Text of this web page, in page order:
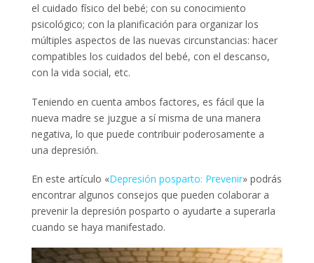
el cuidado físico del bebé; con su conocimiento
psicológico; con la planificación para organizar los
múltiples aspectos de las nuevas circunstancias: hacer
compatibles los cuidados del bebé, con el descanso,
con la vida social, etc.
Teniendo en cuenta ambos factores, es fácil que la
nueva madre se juzgue a sí misma de una manera
negativa, lo que puede contribuir poderosamente a
una depresión.
En este artículo «Depresión posparto: Prevenir» podrás
encontrar algunos consejos que pueden colaborar a
prevenir la depresión posparto o ayudarte a superarla
cuando se haya manifestado.